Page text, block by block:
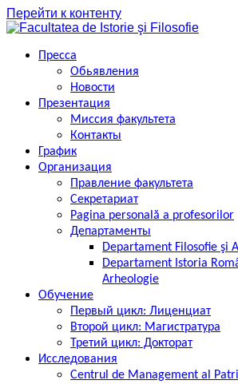
Перейти к контенту
Пресса
Обьявления
Новости
Презентация
Миссия факультета
Контакты
График
Организация
Правление факультета
Секретариат
Pagina personală a profesorilor
Департаменты
Departament Filosofie şi
Departament Istoria
Arheologie
Обучение
Первый цикл: Лиценциат
Второй цикл: Магистратура
Третий цикл: Докторат
Исследования
Centrul de Management al